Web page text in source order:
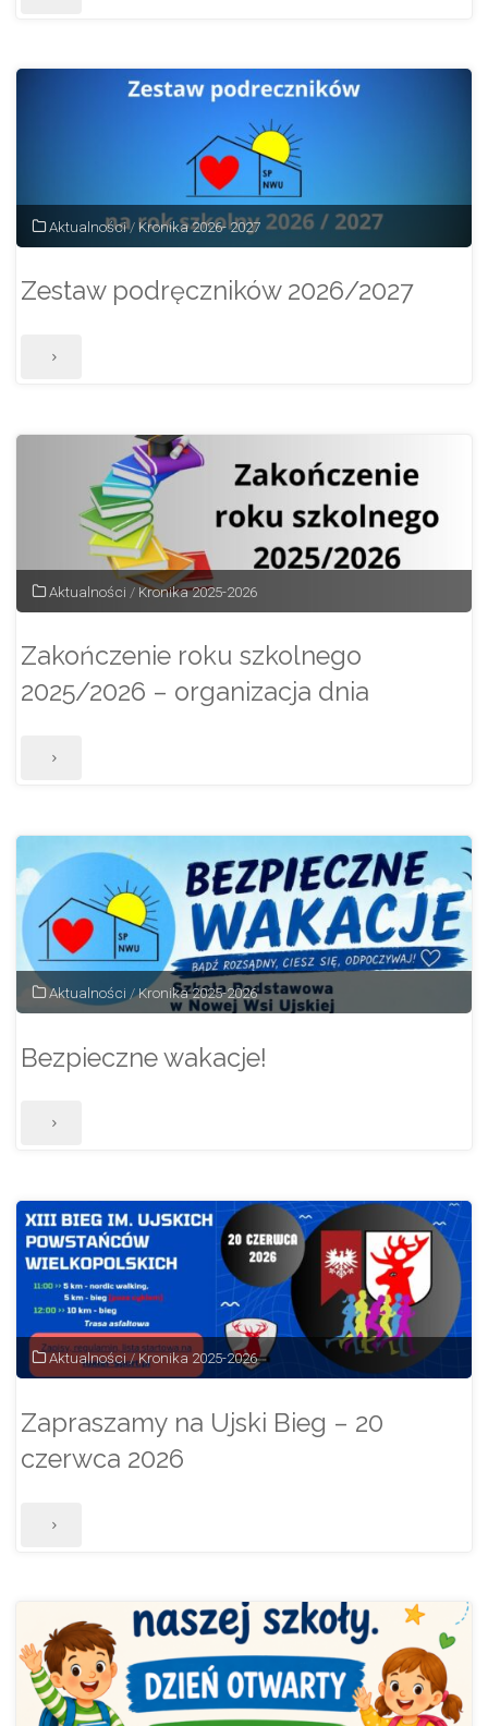
Aktualności/ Kronika 2026- 2027
Zestaw podręczników 2026/2027
"Zestaw
Aktualności / Kronika 2025-2026
Zakończenie roku szkolnego
2025/2026 – organizacja dnia
"Zakończenie
2025/2026
–
organizacja
dnia"
Aktualności /Kronika 2025-2026
Bezpieczne wakacje!
"Bezpieczne
Aktualności/Kronika 2025-2026
Zapraszamy na Ujski Bieg – 20
czerwca 2026
"Zapraszamy
Bieg
–